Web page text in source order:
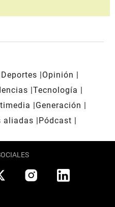
Deportes
Opinión
Tecnología
Generación
aliadas
Pódcast